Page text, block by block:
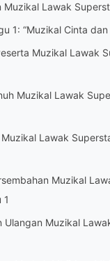
Muzikal Lawak
1: “Muzikal Cinta dan
Muzikal Lawak
Muzikal Lawak
Lawak
Muzikal
1
Ulangan Muzikal